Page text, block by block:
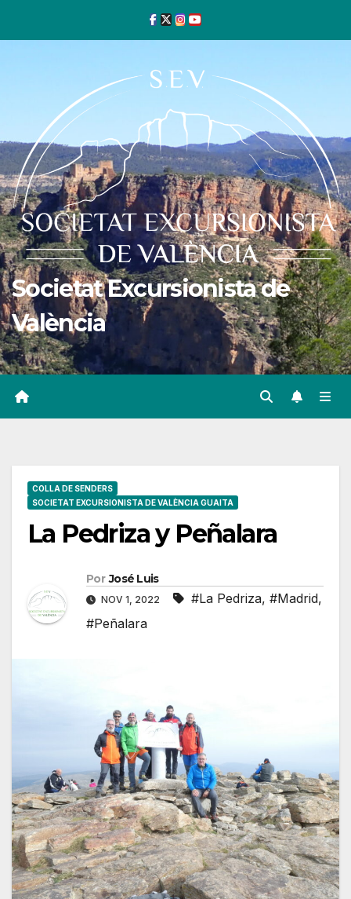
Societat Excursionista de
València
COLLA DE SENDERS
SOCIETAT EXCURSIONISTA DE VALÈNCIA GUAITA
La Pedriza y Peñalara
Por José Luis
NOV 1, 2022 #La Pedriza, #Madrid,
#Peñalara